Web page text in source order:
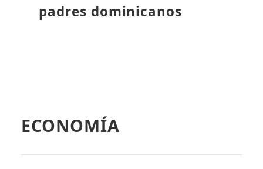
padres dominicanos
ECONOMÍA